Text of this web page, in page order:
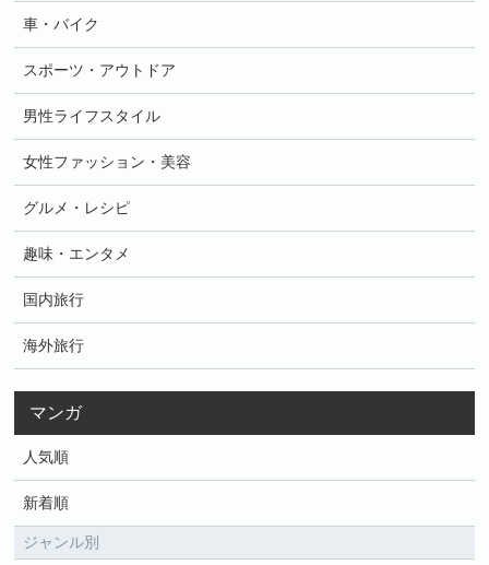
車・バイク
スポーツ・アウトドア
男性ライフスタイル
女性ファッション・美容
グルメ・レシピ
趣味・エンタメ
国内旅行
海外旅行
マンガ
人気順
新着順
ジャンル別